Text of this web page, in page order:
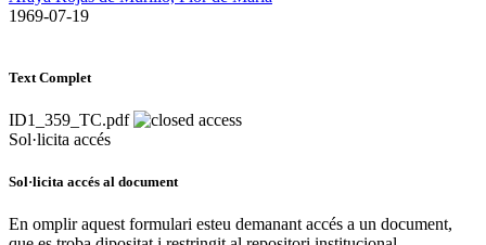
​ 1969-07-19
Text Complet
ID1_359_TC.pdf
Sol·licita accés
Sol·licita accés al document
En omplir aquest formulari esteu demanant accés a un document,